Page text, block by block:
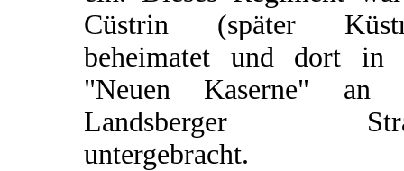
Cüstrin (später
beheimatet und dort in
"Neuen Kaserne" an
Landsberger
untergebracht.